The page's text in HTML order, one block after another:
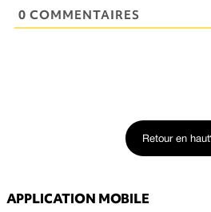
0 COMMENTAIRES
Retour en haut
APPLICATION MOBILE